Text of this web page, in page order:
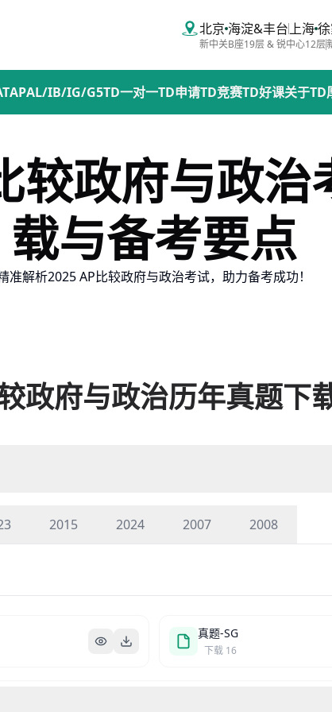
北京 海淀&丰台上海
新中关B座19层 & 锐中心12层
APAL/IB/IG/G5TD一对一TD申请TD竞赛TD好课关于TD
较政府与政治
载与备考要点
准解析2025 AP比较政府与政治考试，助力备考成功！
政府与政治历年真题下
2015 2024 2007 2008
真题-SG
下载 16